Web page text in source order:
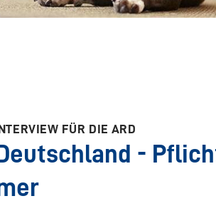
FÜR DIE ARD
-